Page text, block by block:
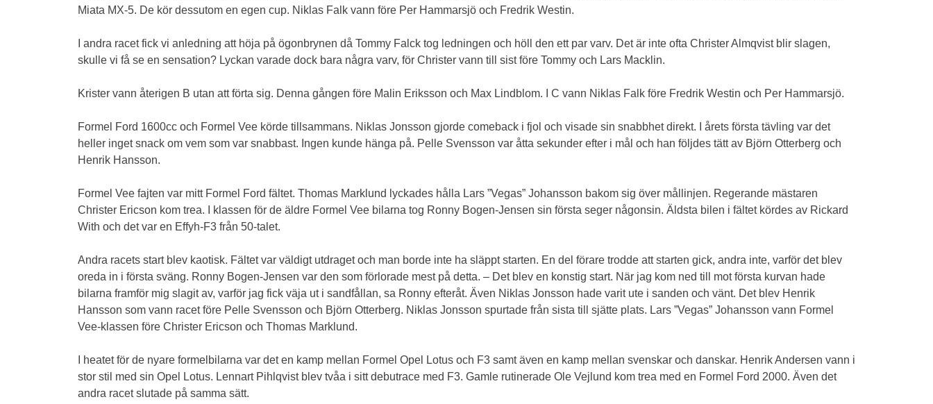
Miata MX-5. De kör dessutom en egen cup. Niklas Falk vann före Per Hammarsjö och Fredrik Westin.
I andra racet fick vi anledning att höja på ögonbrynen då Tommy Falck tog ledningen och höll den ett par varv. Det är inte ofta Christer Almqvist blir slagen,
skulle vi få se en sensation? Lyckan varade dock bara några varv, för Christer vann till sist före Tommy och Lars Macklin.
Krister vann återigen B utan att förta sig. Denna gången före Malin Eriksson och Max Lindblom. I C vann Niklas Falk före Fredrik Westin och Per Hammarsjö.
Formel Ford 1600cc och Formel Vee körde tillsammans. Niklas Jonsson gjorde comeback i fjol och visade sin snabbhet direkt. I årets första tävling var det
heller inget snack om vem som var snabbast. Ingen kunde hänga på. Pelle Svensson var åtta sekunder efter i mål och han följdes tätt av Björn Otterberg och
Henrik Hansson.
Formel Vee fajten var mitt Formel Ford fältet. Thomas Marklund lyckades hålla Lars ”Vegas” Johansson bakom sig över mållinjen. Regerande mästaren
Christer Ericson kom trea. I klassen för de äldre Formel Vee bilarna tog Ronny Bogen-Jensen sin första seger någonsin. Äldsta bilen i fältet kördes av Rickard
With och det var en Effyh-F3 från 50-talet.
Andra racets start blev kaotisk. Fältet var väldigt utdraget och man borde inte ha släppt starten. En del förare trodde att starten gick, andra inte, varför det blev
oreda in i första sväng. Ronny Bogen-Jensen var den som förlorade mest på detta. – Det blev en konstig start. När jag kom ned till mot första kurvan hade
bilarna framför mig slagit av, varför jag fick väja ut i sandfållan, sa Ronny efteråt. Även Niklas Jonsson hade varit ute i sanden och vänt. Det blev Henrik
Hansson som vann racet före Pelle Svensson och Björn Otterberg. Niklas Jonsson spurtade från sista till sjätte plats. Lars ”Vegas” Johansson vann Formel
Vee-klassen före Christer Ericson och Thomas Marklund.
I heatet för de nyare formelbilarna var det en kamp mellan Formel Opel Lotus och F3 samt även en kamp mellan svenskar och danskar. Henrik Andersen vann i
stor stil med sin Opel Lotus. Lennart Pihlqvist blev tvåa i sitt debutrace med F3. Gamle rutinerade Ole Vejlund kom trea med en Formel Ford 2000. Även det
andra racet slutade på samma sätt.